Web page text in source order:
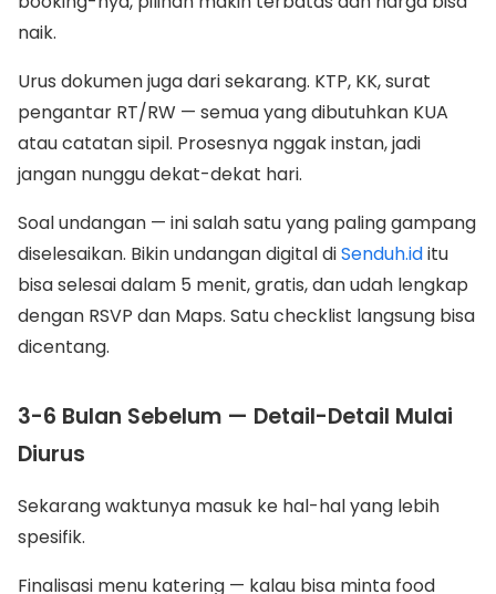
naik.
Urus dokumen juga dari sekarang. KTP, KK, surat
pengantar RT/RW — semua yang dibutuhkan KUA
atau catatan sipil. Prosesnya nggak instan, jadi
jangan nunggu dekat-dekat hari.
Soal undangan — ini salah satu yang paling gampang
diselesaikan. Bikin undangan digital diSenduh.iditu
bisa selesai dalam 5 menit, gratis, dan udah lengkap
dengan RSVP dan Maps. Satu checklist langsung bisa
dicentang.
3-6 Bulan Sebelum — Detail-Detail Mulai
Diurus
Sekarang waktunya masuk ke hal-hal yang lebih
spesifik.
Finalisasi menu katering — kalau bisa minta food